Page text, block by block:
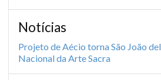
Notícias
Projeto de Aécio torna São João
Nacional da Arte Sacra